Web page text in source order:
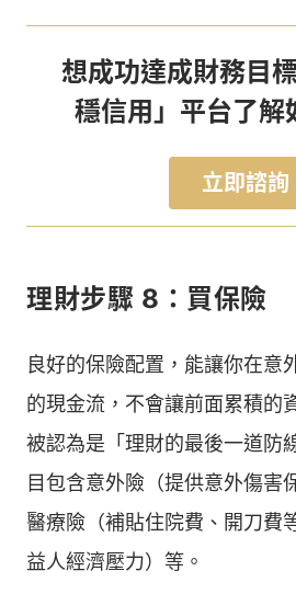
想成功達成財務目
穩信用」平台了解
立即諮詢
理財步驟 8：買保險
良好的保險配置，能讓你在意
的現金流，不會讓前面累積的
被認為是「理財的最後一道防
目包含意外險（提供意外傷害
醫療險（補貼住院費、開刀費
益人經濟壓力）等。